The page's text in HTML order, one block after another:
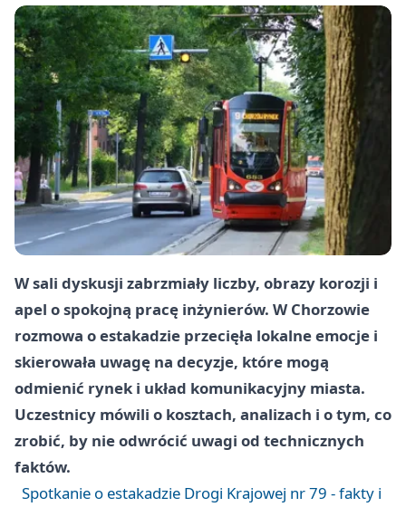
W sali dyskusji zabrzmiały liczby, obrazy korozji i
apel o spokojną pracę inżynierów. W Chorzowie
rozmowa o estakadzie przecięła lokalne emocje i
skierowała uwagę na decyzje, które mogą
odmienić rynek i układ komunikacyjny miasta.
Uczestnicy mówili o kosztach, analizach i o tym, co
zrobić, by nie odwrócić uwagi od technicznych
faktów.
Spotkanie o estakadzie Drogi Krajowej nr 79 - fakty i